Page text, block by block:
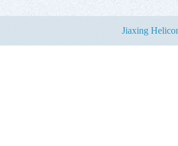
Jiaxing